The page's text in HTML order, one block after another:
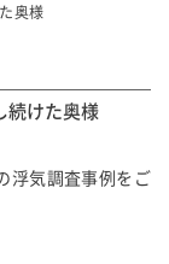
奥様
続けた奥様
浮気調査事例をご